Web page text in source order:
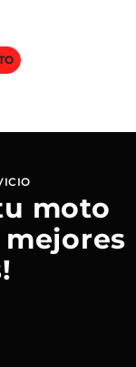
moto